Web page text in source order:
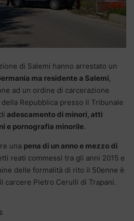
di Salemi hanno arrestato un
ma residente a Salemi,
ad un ordine di carcerazione
Repubblica presso il Tribunale
adescamento di minori, atti
e pornografia minorile.
una pena di un anno e mezzo di
reati commessi tra gli anni 2015 e
delle formalità di rito il 50enne è
carcere Pietro Cerulli di Trapani.